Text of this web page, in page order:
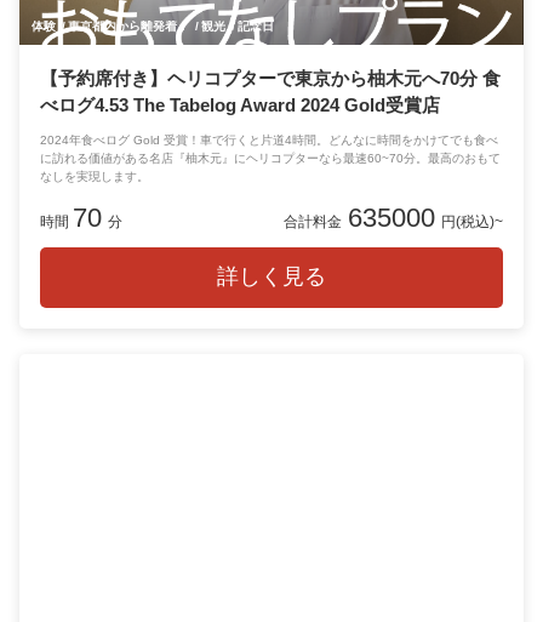
体験 東京都内から離発着！ 観光 記念日
【予約席付き】ヘリコプターで東京から柚木元へ70分 食
べログ4.53 The Tabelog Award 2024 Gold受賞店
2024年食べログ Gold 受賞！車で行くと片道4時間。どんなに時間をかけてでも食べ
に訪れる価値がある名店『柚木元』にヘリコプターなら最速60~70分。最高のおもて
なしを実現します。
時間 70 分 合計料金 635000 円(税込)~
詳しく見る